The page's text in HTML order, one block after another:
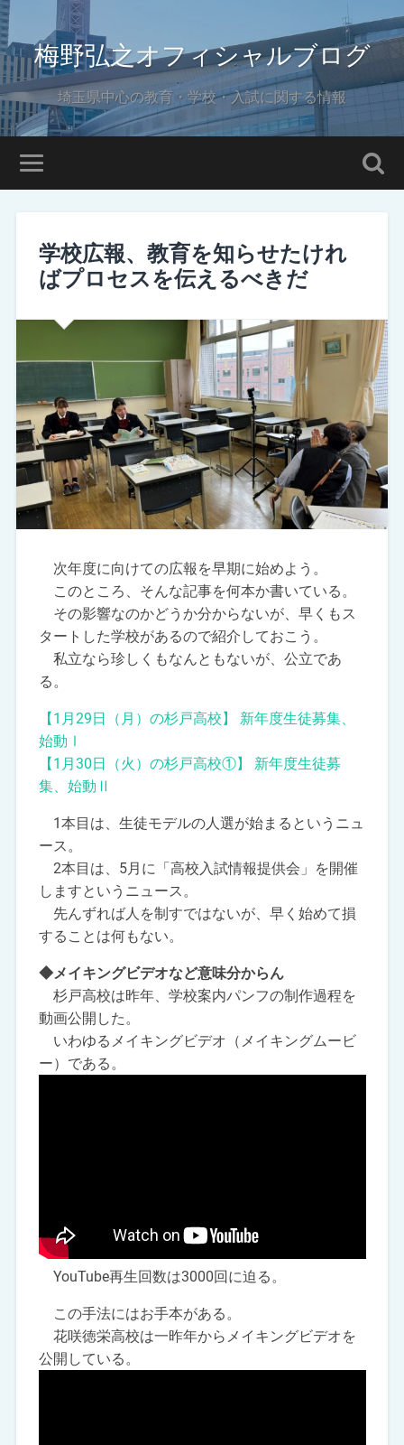
梅野弘之オフィシャルブログ
埼玉県中心の教育・学校・入試に関する情報
学校広報、教育を知らせたけれ
ばプロセスを伝えるべきだ
次年度に向けての広報を早期に始めよう。
このところ、そんな記事を何本か書いている。
その影響なのかどうか分からないが、早くもス
タートした学校があるので紹介しておこう。
私立なら珍しくもなんともないが、公立であ
る。
【1月29日（月）の杉戸高校】 新年度生徒募集、
始動Ⅰ
【1月30日（火）の杉戸高校①】 新年度生徒募
集、始動Ⅱ
1本目は、生徒モデルの人選が始まるというニュ
ース。
2本目は、5月に「高校入試情報提供会」を開催
しますというニュース。
先んずれば人を制すではないが、早く始めて損
することは何もない。
◆メイキングビデオなど意味分からん
杉戸高校は昨年、学校案内パンフの制作過程を
動画公開した。
いわゆるメイキングビデオ（メイキングムービ
ー）である。
YouTube再生回数は3000回に迫る。
この手法にはお手本がある。
花咲徳栄高校は一昨年からメイキングビデオを
公開している。